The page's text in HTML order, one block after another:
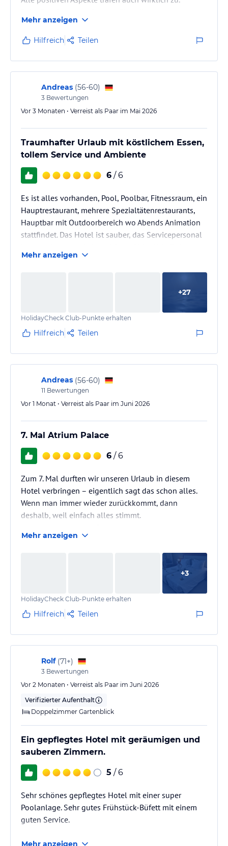
Freundlichkeit vom gesamten Personal über die
Sauberkeit war alles wirklich top.
Die Anlage einfach wunderschön.
Wir sind ja eigentlich überhaupt kein Freund von
Kiesstränden, aber so ein klares Wasser haben wir
selten erlebt und sind aus dem Baden gar nicht mehr
rausgekommen.
Immer…
Mehr anzeigen
Hilfreich Teilen
Andreas (56-60)
3 Bewertungen
Vor 3 Monaten • Verreist als Paar im Mai 2026
Traumhafter Urlaub mit köstlichem Essen,
tollem Service und Ambiente
6 / 6
Es ist alles vorhanden, Pool, Poolbar, Fitnessraum, ein
Hauptrestaurant, mehrere Spezialtätenrestaurants,
Hauptbar mit Outdoorbereich wo Abends Animation
stattfindet. Das Hotel ist sauber, das Servicepersonal
etwas ungerecht da alle Service Kräfte einen tollen
Job machen, aber ich möchte nochmal bewusst das
Poolbar, Kalathos Beach Bar, Asterias hervorheben, es
ist…
Mehr anzeigen
+27
HolidayCheck Club-Punkte erhalten
Hilfreich Teilen
Andreas (56-60)
11 Bewertungen
Vor 1 Monat • Verreist als Paar im Juni 2026
7. Mal Atrium Palace
6 / 6
Zum 7. Mal durften wir unseren Urlaub in diesem
Hotel verbringen – eigentlich sagt das schon alles.
Wenn man immer wieder zurückkommt, dann
deshalb, weil einfach alles stimmt.
ausgezeichnete Essen bis hin zur perfekten Lage –
wir fühlen uns hier jedes Mal rundum wohl. Das
Besondere an diesem Hotel sind jedoch die
Menschen, die mit ihrer Herzlichkeit und ihrem
Engagement jeden Aufenthalt unvergesslich machen.
Ein ganz besonderes Dankeschön möchten wir an
Hotelmanager Theodoros, PR…
Mehr anzeigen
+3
HolidayCheck Club-Punkte erhalten
Hilfreich Teilen
Rolf (71+)
3 Bewertungen
Vor 2 Monaten • Verreist als Paar im Juni 2026
Verifizierter Aufenthalt
Doppelzimmer Gartenblick
Ein gepflegtes Hotel mit geräumigen und
sauberen Zimmern.
5 / 6
Sehr schönes gepflegtes Hotel mit einer super
Poolanlage. Sehr gutes Frühstück-Büfett mit einem
guten Service.
Mehr anzeigen